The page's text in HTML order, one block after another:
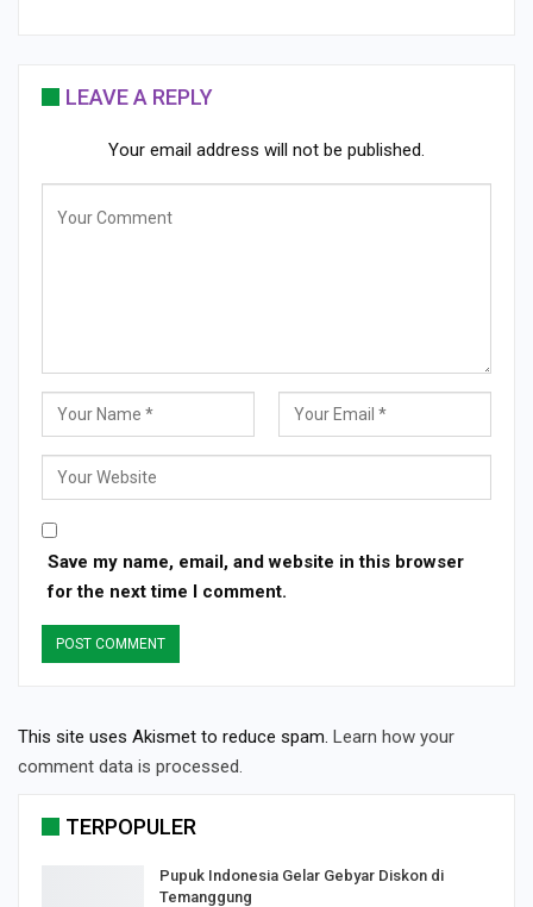
LEAVE A REPLY
Your email address will not be published.
Save my name, email, and website in this browser
for the next time I comment.
This site uses Akismet to reduce spam. Learn how your
comment data is processed.
TERPOPULER
Pupuk Indonesia Gelar Gebyar Diskon di
Temanggung